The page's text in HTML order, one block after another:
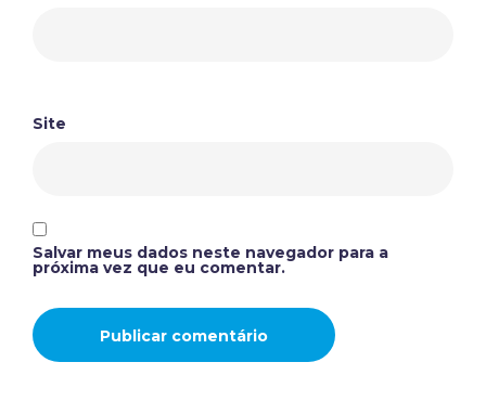
Site
Salvar meus dados neste navegador para a
próxima vez que eu comentar.